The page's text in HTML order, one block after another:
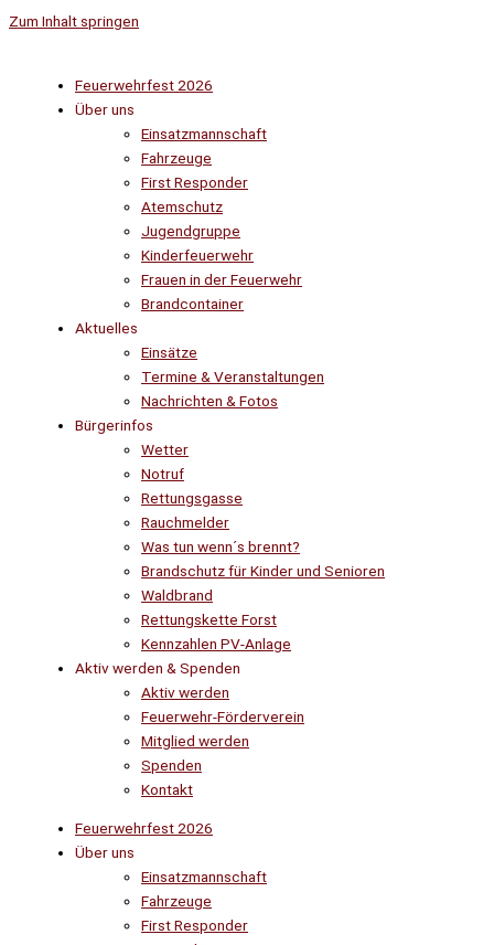
Zum Inhalt springen
Feuerwehrfest 2026
Über uns
Einsatzmannschaft
Fahrzeuge
First Responder
Atemschutz
Jugendgruppe
Kinderfeuerwehr
Frauen in der Feuerwehr
Brandcontainer
Aktuelles
Einsätze
Termine & Veranstaltungen
Nachrichten & Fotos
Bürgerinfos
Wetter
Notruf
Rettungsgasse
Rauchmelder
Was tun wenn´s brennt?
Brandschutz für Kinder und Senioren
Waldbrand
Rettungskette Forst
Kennzahlen PV-Anlage
Aktiv werden & Spenden
Aktiv werden
Feuerwehr-Förderverein
Mitglied werden
Spenden
Kontakt
Feuerwehrfest 2026
Über uns
Einsatzmannschaft
Fahrzeuge
First Responder